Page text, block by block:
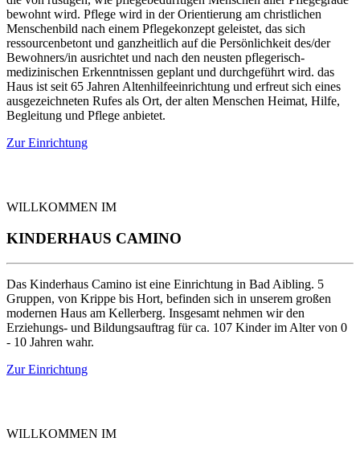
bewohnt wird. Pflege wird in der Orientierung am christlichen
Menschenbild nach einem Pflegekonzept geleistet, das sich
ressourcenbetont und ganzheitlich auf die Persönlichkeit des/der
Bewohners/in ausrichtet und nach den neusten pflegerisch-
medizinischen Erkenntnissen geplant und durchgeführt wird. das
Haus ist seit 65 Jahren Altenhilfeeinrichtung und erfreut sich eines
ausgezeichneten Rufes als Ort, der alten Menschen Heimat, Hilfe,
Begleitung und Pflege anbietet.
Zur Einrichtung
WILLKOMMEN IM
KINDERHAUS CAMINO
Das Kinderhaus Camino ist eine Einrichtung in Bad Aibling. 5
Gruppen, von Krippe bis Hort, befinden sich in unserem großen
modernen Haus am Kellerberg. Insgesamt nehmen wir den
Erziehungs- und Bildungsauftrag für ca. 107 Kinder im Alter von 0
- 10 Jahren wahr.
Zur Einrichtung
WILLKOMMEN IM